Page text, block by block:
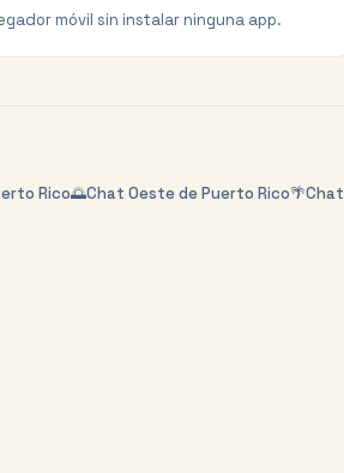
móvil sin instalar ninguna app.
Rico🌅Chat Oeste de Puerto Rico🌴Chat